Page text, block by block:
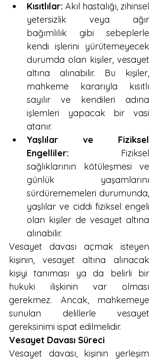
Kısıtlılar: Akıl hastalığı, zihinsel
yetersizlik veya ağır
bağımlılık gibi sebeplerle
kendi işlerini yürütemeyecek
durumda olan kişiler, vesayet
altına alınabilir. Bu kişiler,
mahkeme kararıyla kısıtlı
sayılır ve kendileri adına
işlemleri yapacak bir vasi
atanır.
Yaşlılar ve Fiziksel
Engelliler: Fiziksel
sağlıklarının kötüleşmesi ve
günlük yaşamlarını
sürdürememeleri durumunda,
yaşlılar ve ciddi fiziksel engeli
olan kişiler de vesayet altına
alınabilir.
Vesayet davası açmak isteyen
kişinin, vesayet altına alınacak
kişiyi tanıması ya da belirli bir
hukuki ilişkinin var olması
gerekmez. Ancak, mahkemeye
sunulan delillerle vesayet
gereksinimi ispat edilmelidir.
Vesayet Davası Süreci
Vesayet davası, kişinin yerleşim